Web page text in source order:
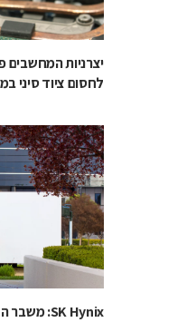
יצרניות המחשבים
לחסום ציוד סיני
SK Hynix: משבר הזיכרונות עלול להגיע לשיאו ב־2027